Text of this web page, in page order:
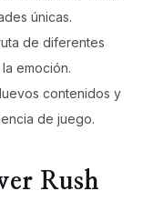
únicas.
de diferentes
emoción.
contenidos y
de juego.
Rush